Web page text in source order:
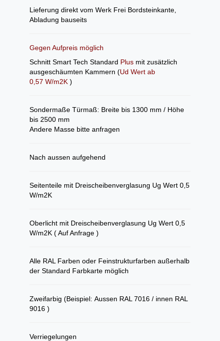
​Lieferung direkt vom Werk Frei Bordsteinkante,
Abladung bauseits
Gegen Aufpreis möglich
Schnitt Smart Tech Standard Plus mit zusätzlich
ausgeschäumten Kammern (Ud Wert ab
0,57 W/m2K )
Sondermaße Türmaß: Breite bis 1300 mm / Höhe
bis 2500 mm
Andere Masse bitte anfragen
Nach aussen aufgehend
Seitenteile mit Dreischeibenverglasung Ug Wert 0,5
W/m2K
Oberlicht mit Dreischeibenverglasung Ug Wert 0,5
W/m2K ( Auf Anfrage )
Alle RAL Farben oder Feinstrukturfarben außerhalb
der Standard Farbkarte möglich
Zweifarbig (Beispiel: Aussen RAL 7016 / innen RAL
9016 )
Verriegelungen